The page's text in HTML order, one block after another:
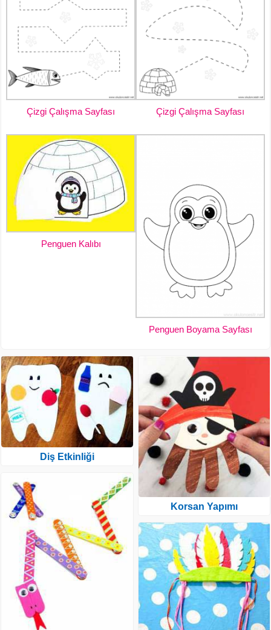
Çizgi Çalışma Sayfası Çizgi Çalışma Sayfası
Penguen Kalıbı
Penguen Boyama Sayfası
Diş Etkinliği
Korsan Yapımı